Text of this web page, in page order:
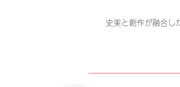
史実と創作が融合し